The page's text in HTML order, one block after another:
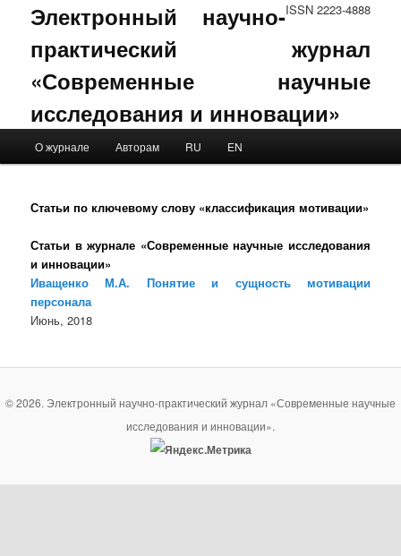
ISSN 2223-4888
Электронный научно-
практический журнал
«Современные научные
исследования и инновации»
Skip to primary content
Skip to secondary content
О журнале Авторам RU EN
Статьи по ключевому слову «классификация мотивации»
Статьи в журнале «Современные научные исследования
и инновации»
Иващенко М.А. Понятие и сущность мотивации
персонала
Июнь, 2018
© 2026. Электронный научно-практический журнал «Современные научные
исследования и инновации».